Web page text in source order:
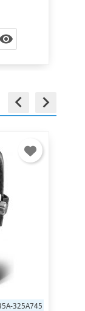

keyboard_arrow_left
325C744
keyboard_arrow_right